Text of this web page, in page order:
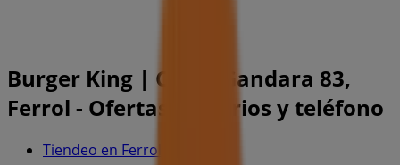
Burger King | C/ 5 G Gandara 83,
Ferrol - Ofertas, horarios y teléfono
Tiendeo en Ferrol